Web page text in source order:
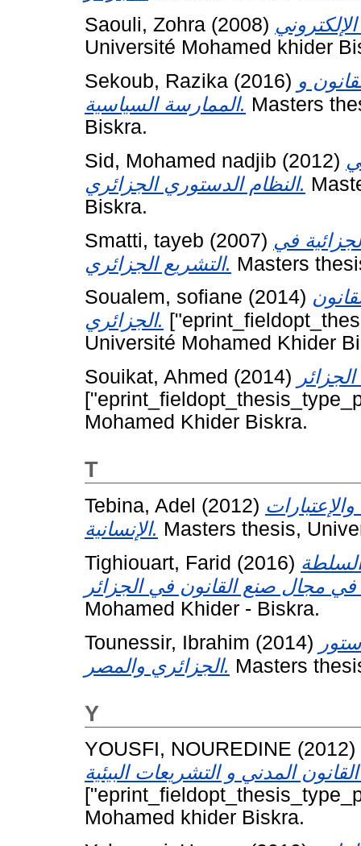
Saouli, Zohra (2008)
Université Mohamed khider
Sekoub, Razika (2016) و
الممارسة السياسية. Masters
Biskra.
Sid, Mohamed nadjib (2012)
النظام الدستوري الجزائري.
Biskra.
Smatti, tayeb (2007) في
التشريع الجزائري. Masters
Soualem, sofiane (2014)
الجزائري.
Université Mohamed Khider
Souikat, Ahmed (2014)
Mohamed Khider Biskra.
T
Tebina, Adel (2012)
الإنسانية. Masters thesis,
Tighiouart, Farid (2016)
Mohamed Khider - Biskra.
Tounessir, Ibrahim (2014)
الجزائري والمصر. Masters
Y
YOUSFI, NOUREDINE (2012)
Mohamed khider Biskra.